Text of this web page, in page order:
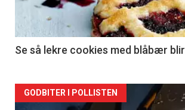
2
Se så lekre cookies med blåbær blir
Forsiden
GODBITER I POLLISTEN